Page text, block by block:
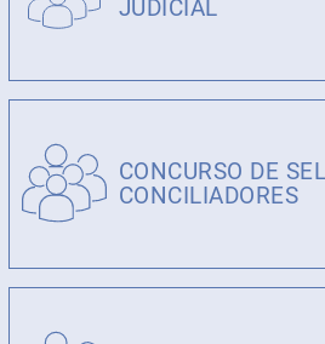
JUDICIAL
CONCURSO DE
CONCILIADORES